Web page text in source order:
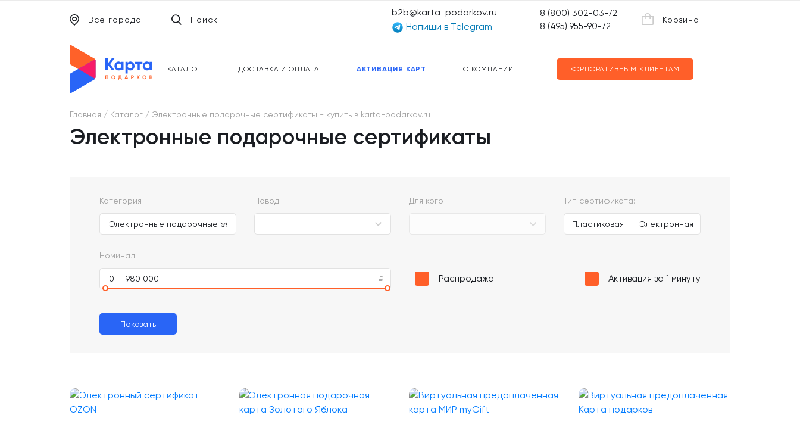
КАТАЛОГ ДОСТАВКА И ОПЛАТА АКТИВАЦИЯ КАРТ О КОМПАНИИ КОРПОРАТИВНЫМ КЛИЕНТАМ
Все города Поиск
b2b@karta-podarkov.ru
Напиши в Telegram
8 (800) 302-03-72
8 (495) 955-90-72
Корзина
ПОДАРОЧНЫЕ КАРТЫ
ПРЕДОПЛАЧЕННЫЕ КАРТЫ
Главная Каталог Электронные подарочные сертификаты - купить в karta-podarkov.ru
Электронные подарочные сертификаты
Категория Повод Для кого Тип сертификата:
Пластиковая Электронная
Номинал
0 — 980 000 Распродажа Активация за 1 минуту
Показать